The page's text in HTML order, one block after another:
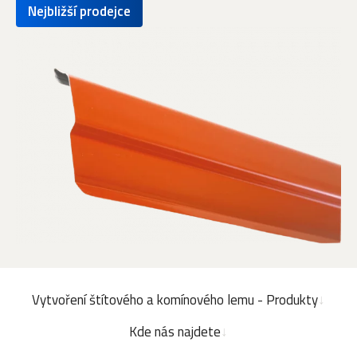
Nejbližší prodejce
Vytvoření štítového a komínového lemu - Produkty
Kde nás najdete